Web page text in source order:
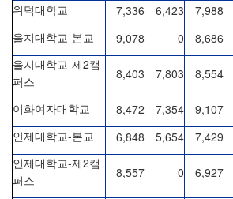
위덕대학교 7,336 6,423 7,988
을지대학교-본교 9,078 0 8,686
을지대학교-제 2캠
퍼스
8,403 7,803 8,554
이화여자대학교 8,472 7,354 9,107
인제대학교-본교 6,848 5,654 7,429
인제대학교-제 2캠
퍼스
8,557 0 6,927